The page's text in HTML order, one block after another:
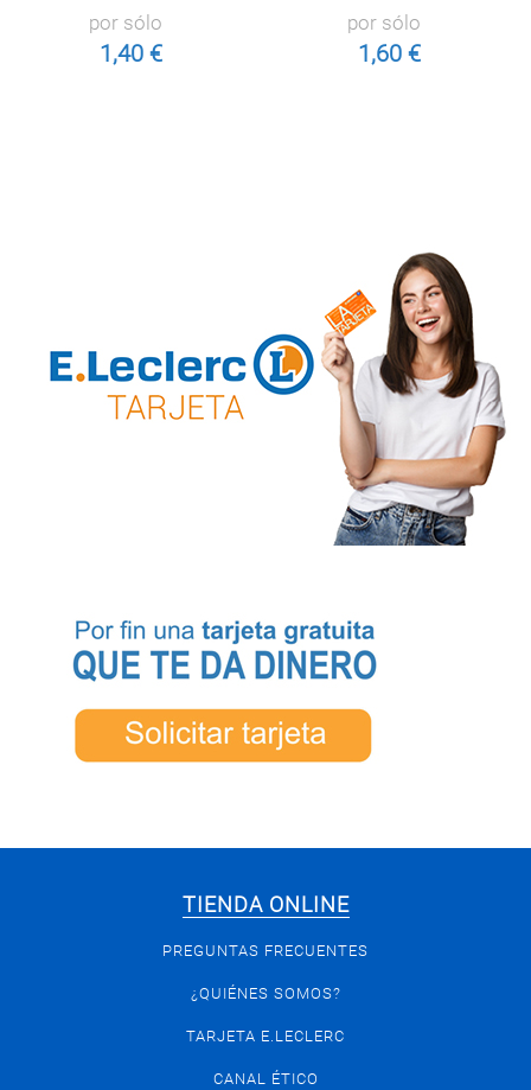
por sólo
1,40 €
por sólo
1,60 €
TIENDA ONLINE
PREGUNTAS FRECUENTES
¿QUIÉNES SOMOS?
TARJETA E.LECLERC
CANAL ÉTICO